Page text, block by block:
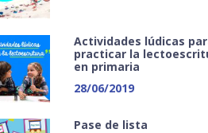
Actividades lúdicas
practicar la
en primaria
28/06/2019
Pase de lista